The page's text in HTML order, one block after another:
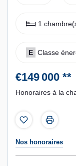
1
E Classe
€149 000 **
Honoraires à la
Nos honoraires